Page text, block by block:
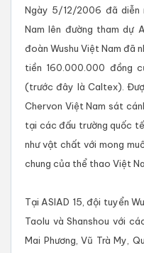
Ngày 5/12/2006 đã diễn
Nam lên đường tham dự
đoàn Wushu Việt Nam đã
tiền 160.000.000 đồng
(trước đây là Caltex).
Chervon Việt Nam sát
tại các đấu trường quốc
như vật chất với mong
chung của thể thao Việt
Tại ASIAD 15, đội tuyển
Taolu và Shanshou với
Mai Phương, Vũ Trà My,